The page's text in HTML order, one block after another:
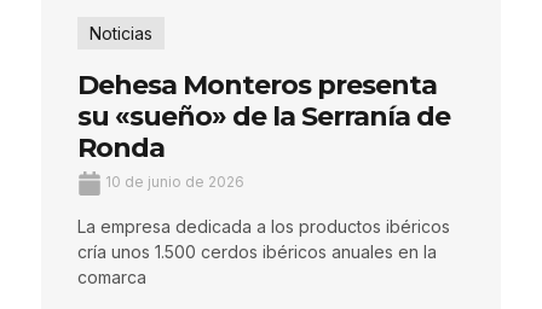
Noticias
Dehesa Monteros presenta
su «sueño» de la Serranía de
Ronda
10 de junio de 2026
La empresa dedicada a los productos ibéricos
cría unos 1.500 cerdos ibéricos anuales en la
comarca